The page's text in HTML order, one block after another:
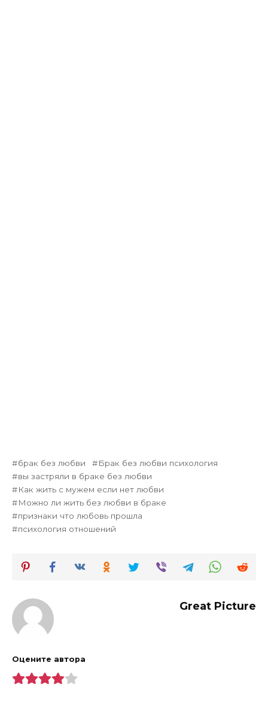
брак без любви
Брак без любви психология
вы застряли в браке без любви
Как жить с мужем если нет любви
Можно ли жить без любви в браке
признаки что любовь прошла
психология отношений
Great Picture
Оцените автора